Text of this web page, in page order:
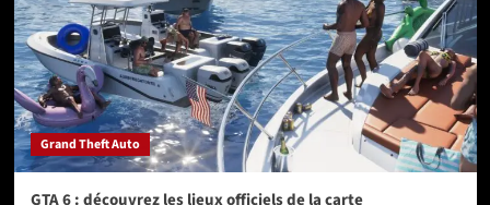
Grand Theft Auto
GTA 6 : découvrez les lieux officiels de la carte